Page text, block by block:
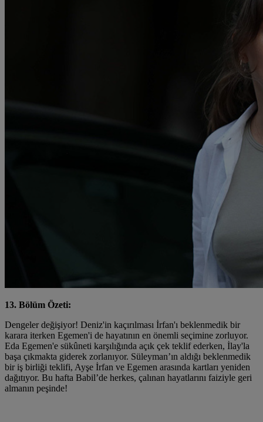
13. Bölüm Özeti:
Dengeler değişiyor! Deniz'in kaçırılması İrfan'ı beklenmedik bir
karara iterken Egemen'i de hayatının en önemli seçimine zorluyor.
Eda Egemen'e sükûneti karşılığında açık çek teklif ederken, İlay'la
başa çıkmakta giderek zorlanıyor. Süleyman’ın aldığı beklenmedik
bir iş birliği teklifi, Ayşe İrfan ve Egemen arasında kartları yeniden
dağıtıyor. Bu hafta Babil’de herkes, çalınan hayatlarını faiziyle geri
almanın peşinde!